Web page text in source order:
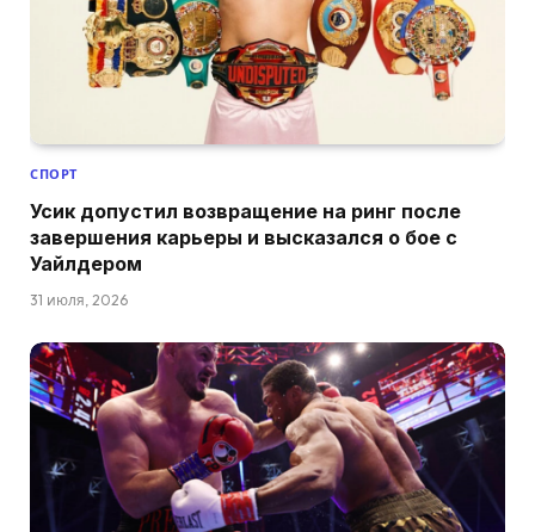
СПОРТ
Усик допустил возвращение на ринг после
завершения карьеры и высказался о бое с
Уайлдером
31 июля, 2026